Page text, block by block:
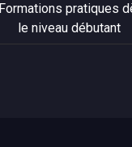
Formations pratiques
le niveau débutant